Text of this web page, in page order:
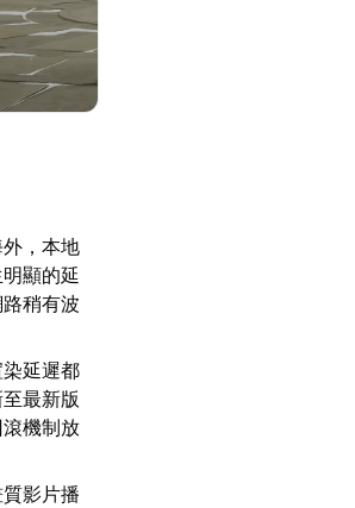
，本地
顯的延
稍有波
延遲都
最新版
機制放
影片播